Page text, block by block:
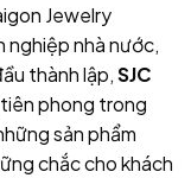
Jewelry
nghiệp nhà nước,
thành lập,SJC
phong trong
sản phẩm
chắc cho khách